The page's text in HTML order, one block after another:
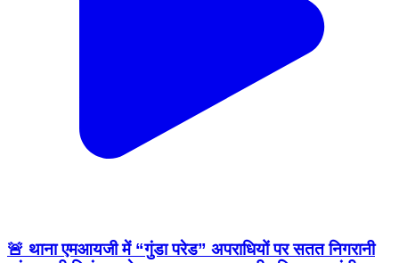
🚨 थाना एमआयजी में “गुंडा परेड” अपराधियों पर सतत निगरानी